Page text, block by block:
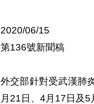
2020/06/15
第136號新聞稿
外交部針對受武漢肺
月21日、4月17日及5